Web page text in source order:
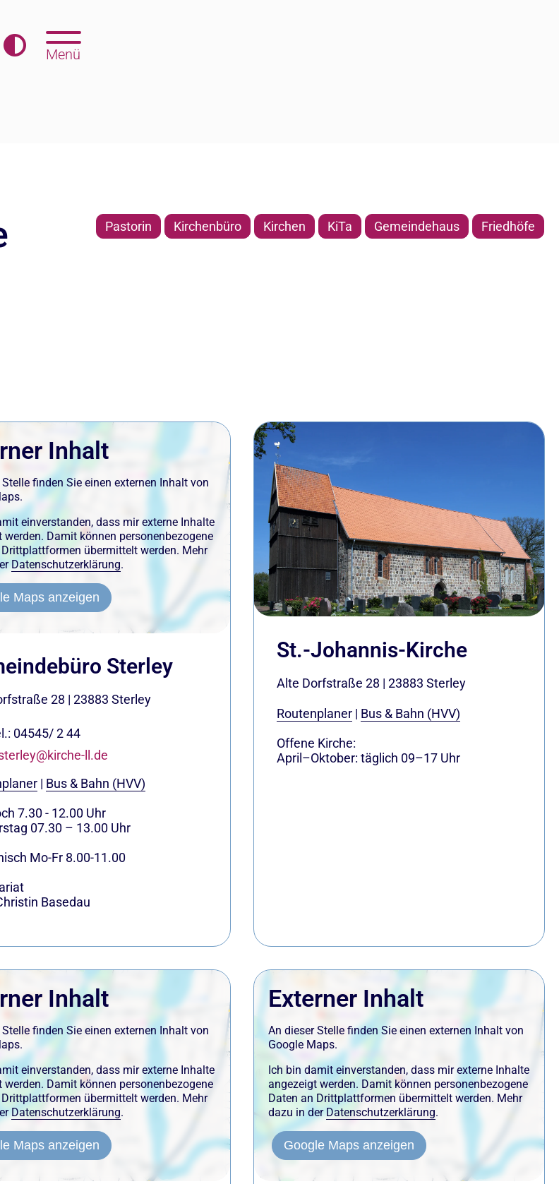
Menü
Pastorin Kirchenbüro Kirchen KiTa Gemeindehaus Friedhöfe
Inhalt
finden Sie einen externen Inhalt von
einverstanden, dass mir externe Inhalte
werden. Damit können personenbezogene
übermittelt werden. Mehr
Datenschutzerklärung.
Maps anzeigen
Sterley
28 |23883 Sterley
04545/ 2 44
ll.de
| Bus & Bahn (HVV)
7.30 - 12.00 Uhr
07.30 – 13.00 Uhr
Mo-Fr 8.00-11.00
Basedau
St.-Johannis-Kirche
Alte Dorfstraße 28 | 23883 Sterley
Routenplaner| Bus & Bahn (HVV)
Offene Kirche:
April–Oktober: täglich 09–17 Uhr
Inhalt
finden Sie einen externen Inhalt von
einverstanden, dass mir externe Inhalte
werden. Damit können personenbezogene
übermittelt werden. Mehr
Datenschutzerklärung.
Maps anzeigen
Externer Inhalt
An dieser Stelle finden Sie einen externen Inhalt von
Google Maps.
Ich bin damit einverstanden, dass mir externe Inhalte
angezeigt werden. Damit können personenbezogene
Daten an Drittplattformen übermittelt werden. Mehr
dazu in derDatenschutzerklärung.
Google Maps anzeigen